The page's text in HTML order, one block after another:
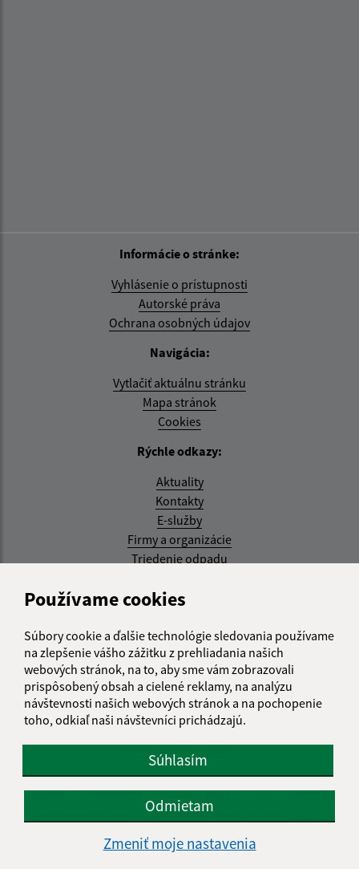
Používame cookies
Súbory cookie a ďalšie technológie sledovania používame
na zlepšenie vášho zážitku z prehliadania našich
webových stránok, na to, aby sme vám zobrazovali
prispôsobený obsah a cielené reklamy, na analýzu
návštevnosti našich webových stránok a na pochopenie
toho, odkiaľ naši návštevníci prichádzajú.
Súhlasím
Odmietam
Zmeniť moje nastavenia
Informácie o stránke:
Vyhlásenie o prístupnosti
Autorské práva
Ochrana osobných údajov
Navigácia:
Vytlačiť aktuálnu stránku
Mapa stránok
Cookies
Rýchle odkazy:
Aktuality
Kontakty
E-služby
Firmy a organizácie
Triedenie odpadu
Aktualizované:
RSS
Správca obsahu:
Správca obsahu je Obec Kysak.
Vytvorené v súlade s
Jednotným dizajn manuálom
elektronických služieb.
web portál webhosting webex.digital, s.r.o.
domény
spoločnosť webex.digital, s.r.o.
Technický prevádzkovateľ: